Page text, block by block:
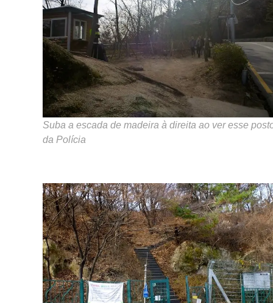
Suba a escada de madeira à direita ao ver esse
da Polícia